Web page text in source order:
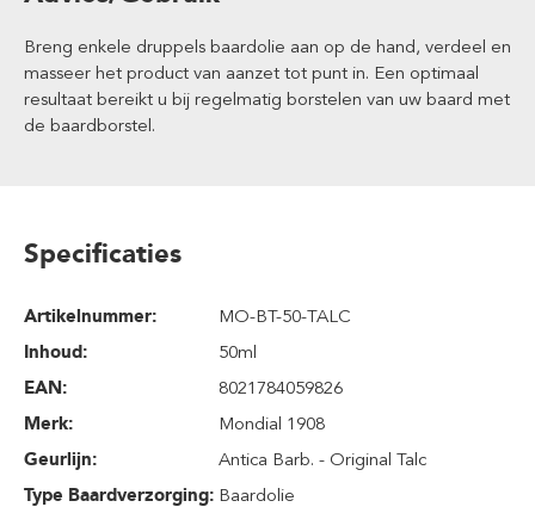
Breng enkele druppels baardolie aan op de hand, verdeel en
masseer het product van aanzet tot punt in. Een optimaal
resultaat bereikt u bij regelmatig borstelen van uw baard met
de baardborstel.
Specificaties
Artikelnummer:
MO-BT-50-TALC
Inhoud:
50ml
EAN:
8021784059826
Merk:
Mondial 1908
Geurlijn:
Antica Barb. - Original Talc
Type Baardverzorging: Baardolie